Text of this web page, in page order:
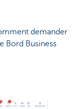
demander
Bord Business